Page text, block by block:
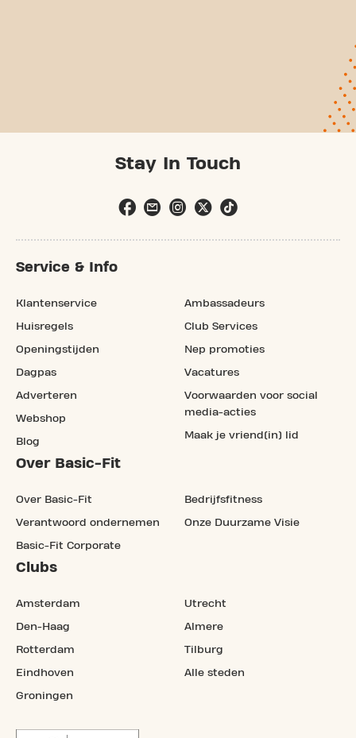
Stay In Touch
Service & Info
Klantenservice
Huisregels
Openingstijden
Dagpas
Adverteren
Webshop
Blog
Ambassadeurs
Club Services
Nep promoties
Vacatures
Voorwaarden voor social
media-acties
Maak je vriend(in) lid
Over Basic-Fit
Over Basic-Fit
Verantwoord ondernemen
Basic-Fit Corporate
Bedrijfsfitness
Onze Duurzame Visie
Clubs
Amsterdam
Den-Haag
Rotterdam
Eindhoven
Groningen
Utrecht
Almere
Tilburg
Alle steden